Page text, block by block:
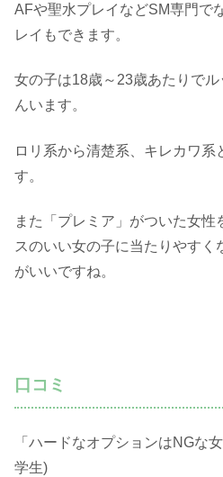
AFや聖水プレイなどSM専門で
レイもできます。
女の子は18歳～23歳あたりで
んいます。
ロリ系から清楚系、キレカワ系
す。
また「プレミア」がついた女
スのいい女の子に当たりやす
がいいですね。
口コミ
「ハードなオプションはNGな
学生)